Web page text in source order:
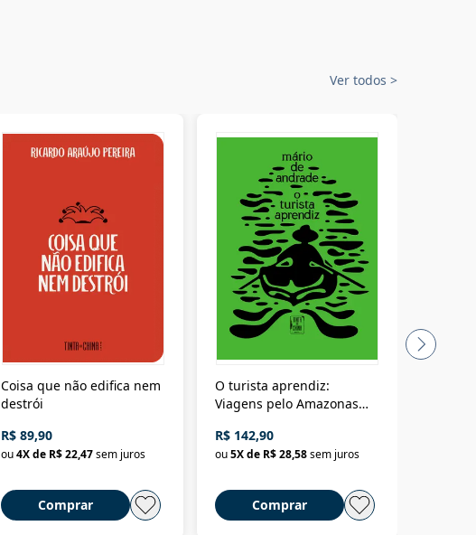
Ver todos >
Coisa que não edifica nem
destrói
R$ 89,90
ou4X de R$ 22,47sem juros
Comprar
O turista aprendiz:
Viagens pelo Amazonas
até a Bolívia e por Marajó
até dizer chega
R$ 142,90
ou5X de R$ 28,58sem juros
Comprar